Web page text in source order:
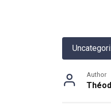
Author